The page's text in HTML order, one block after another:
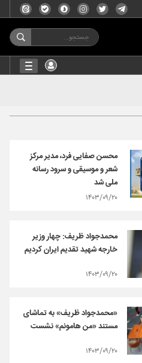
محسن صفایی فرد، مدیر مرکز
شعر و موسیقی و سرود رسانه
ملی شد
۱۴۰۳/۰۹/۲۰
محمدجواد ظریف: چهار وزیر
خارجه شهید تقدیم ایران کردیم
۱۴۰۳/۰۹/۲۰
«محمدجواد ظریف» به تماشای
مستند «من هامونم» نشست
۱۴۰۳/۰۹/۲۰